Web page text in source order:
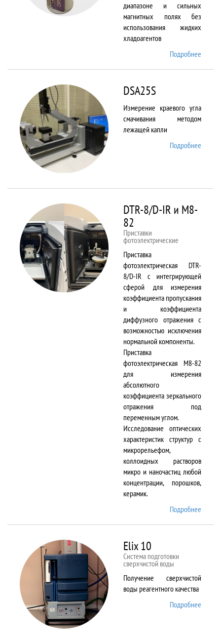
диапазоне и сильных
магнитных полях без
использования жидких
хладоагентов
Подробнее
DSA25S
Измерение краевого угла
смачивания методом
лежащей капли
Подробнее
DTR-8/D-IR и М8-
82
Приставки
фотоэлектрические
Приставка
фотоэлектрическая DTR-
8/D-IR с интегрирующей
сферой для измерения
коэффициента пропускания
и коэффициента
диффузного отражения с
возможностью исключения
нормальной компоненты.
Приставка
фотоэлектрическая М8-82
для измерения
абсолютного
коэффициента зеркального
отражения под
переменным углом.
Исследование оптических
характеристик структур с
микрорельефом,
коллоидных растворов
микро и наночастиц любой
концентрации, порошков,
керамик.
Подробнее
Elix 10
Cистема подготовки
сверхчистой воды
Получение сверхчистой
воды реагентного качества
Подробнее